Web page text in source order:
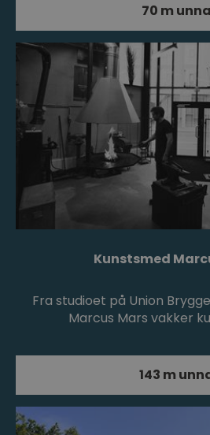
70 m unna
Kunstsmed
Fra studioet på Union
Marcus Mars vakker
143 m